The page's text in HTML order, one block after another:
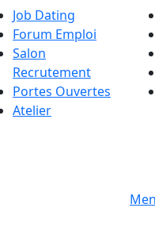
Job Dating
Forum Emploi
Salon
Recrutement
Portes Ouvertes
Atelier